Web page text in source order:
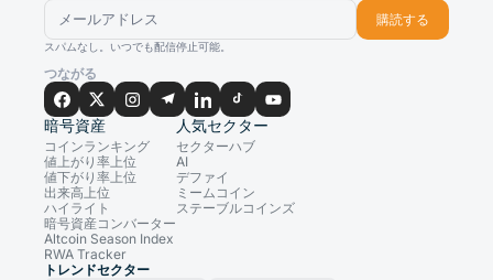
購読する
スパムなし。いつでも配信停止可能。
つながる
暗号資産
コインランキング
値上がり率上位
値下がり率上位
出来高上位
ハイライト
暗号資産コンバーター
Altcoin Season Index
RWA Tracker
人気セクター
セクターハブ
AI
デファイ
ミームコイン
ステーブルコインズ
トレンドセクター